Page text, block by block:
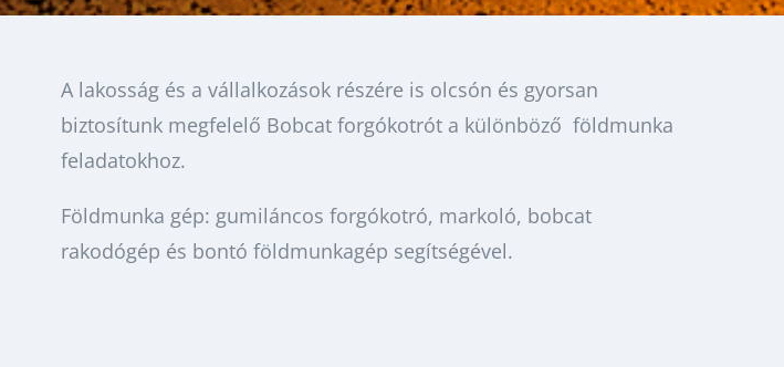
A lakosság és a vállalkozások részére is olcsón és gyorsan
biztosítunk megfelelő Bobcat forgókotrót a különböző földmunka
feladatokhoz.
Földmunka gép: gumiláncos forgókotró, markoló, bobcat
rakodógép és bontó földmunkagép segítségével.